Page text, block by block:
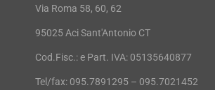
Via Roma 58, 60, 62
95025 Aci Sant'Antonio CT
Cod.Fisc.: e Part. IVA: 05135640877
Tel/fax: 095.7891295 – 095.7021452